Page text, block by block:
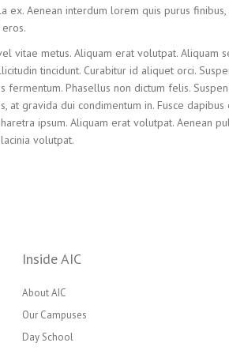
Aenean interdum lorem quis purus finibus,
vitae metus. Aliquam erat volutpat. Aliquam
tincidunt. Curabitur id aliquet orci.
fermentum. Phasellus non dictum felis.
gravida dui condimentum in. Fusce dapibus
ipsum. Aliquam erat volutpat. Aenean
volutpat.
Inside AIC
About AIC
Our Campuses
Day School